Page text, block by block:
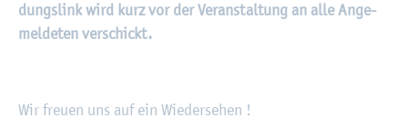
dungs­link wird kurz vor der Ver­an­stal­tung an alle An­ge­
mel­de­ten ver­schickt.
Wir freu­en uns auf ein Wie­der­se­hen !